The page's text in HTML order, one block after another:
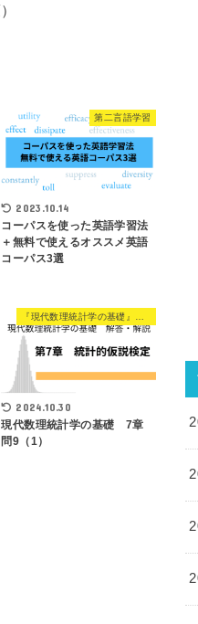
第二言語学習
2023.10.14
コーパスを使った英語学習法
＋無料で使えるオススメ英語
コーパス3選
2024.10.30
現代数理統計学の基礎 7章
問9（1）